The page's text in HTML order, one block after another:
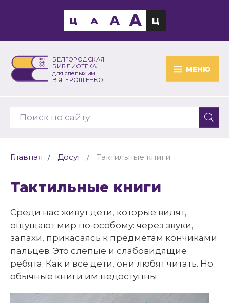
БЕЛГОРОДСКАЯ
БИБЛИОТЕКА
для слепых им.
В.Я. ЕРОШЕНКО
МЕНЮ
Ц A A A Ц
Главная Досуг Тактильные книги
Тактильные книги
Среди нас живут дети, которые видят,
ощущают мир по-особому: через звуки,
запахи, прикасаясь к предметам кончиками
пальцев. Это слепые и слабовидящие
ребята. Как и все дети, они любят читать. Но
обычные книги им недоступны.